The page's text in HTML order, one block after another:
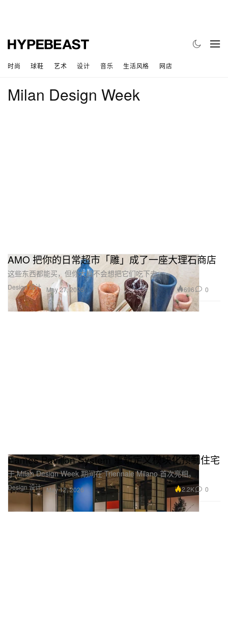
时尚 球鞋 艺术 设计 音乐 生活风格 网店
Milan Design Week
Design 设计
AMO 把你的日常超市「雕」成了一座大理石商店
这些东西都能买，但你大概不会想把它们吃下去。
May 27, 2026 696 0
Design 设计
Eames Pavilion System 重新定义模块化预制住宅
于 Milan Design Week 期间在 Triennale Milano 首次亮相。
May 12, 2026 2.2K 0